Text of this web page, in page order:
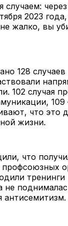
2023
жалко, вы
128
102 случая
что это
жизни.
что
не
антисемитизм.